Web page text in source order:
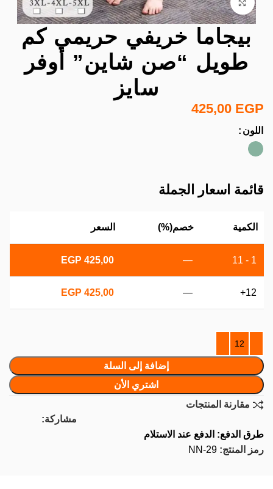
Click to enlarge
بيجاما خريفي حريمي كم
طويل “صن شاين” أوفر
سايز
425,00 EGP
اللون
قائمة اسعار الجملة
الكمية خصم(%) السعر
1 - 11
—
425,00
EGP
12+
—
425,00
EGP
إضافة إلى السلة
اشتري الأن
مقارنة المنتجات
مشاركة:
طرق الدفع: الدفع عند الاستلام
رمز المنتج:NN-29